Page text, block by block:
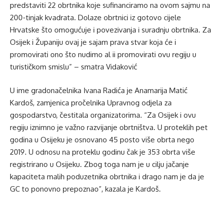
predstaviti 22 obrtnika koje sufinanciramo na ovom sajmu na
200-tinjak kvadrata. Dolaze obrtnici iz gotovo cijele
Hrvatske što omogućuje i povezivanja i suradnju obrtnika. Za
Osijek i Županiju ovaj je sajam prava stvar koja će i
promovirati ono što nudimo al ii promovirati ovu regiju u
turističkom smislu” – smatra Vidaković
U ime gradonačelnika Ivana Radića je Anamarija Matić
Kardoš, zamjenica pročelnika Upravnog odjela za
gospodarstvo, čestitala organizatorima. “Za Osijek i ovu
regiju iznimno je važno razvijanje obrtništva. U proteklih pet
godina u Osijeku je osnovano 45 posto više obrta nego
2019. U odnosu na proteklu godinu čak je 353 obrta više
registrirano u Osijeku. Zbog toga nam je u cilju jačanje
kapaciteta malih poduzetnika obrtnika i drago nam je da je
GC to ponovno prepoznao”, kazala je Kardoš.​